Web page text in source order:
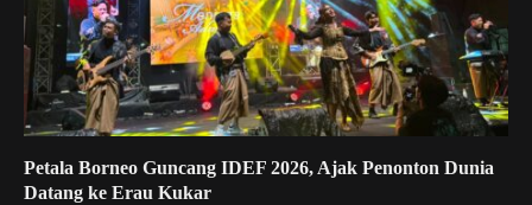
Petala Borneo Guncang IDEF 2026, Ajak Penonton Dunia
Datang ke Erau Kukar